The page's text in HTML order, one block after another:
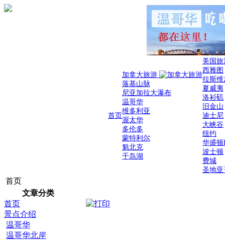
首页
加拿大旅游
落基山脉
尼亚加拉大瀑布
温哥华
维多利亚
渥太华
多伦多
蒙特利尔
魁北克
千岛湖
美国
西雅图
拉斯维
夏威夷
洛衫矶
旧金山
迪士尼
大峡谷
纽约
华盛顿
波士顿
费城
圣地亚
首页
文章分类
首页
景点介绍
温哥华
温哥华北岸